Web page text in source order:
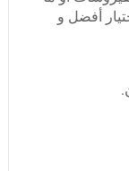
أفضل و